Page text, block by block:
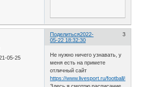
Поделиться 3
2022-
05-22 18:32:30
05-25
Не нужно ничего узнавать, у
меня есть на примете
отличный сайт
https://www.livesport.ru/football/rfpl/